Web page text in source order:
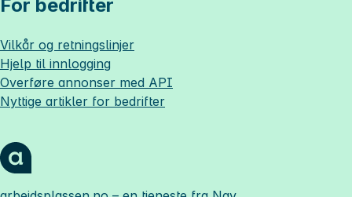
For bedrifter
Vilkår og retningslinjer
Hjelp til innlogging
Overføre annonser med API
Nyttige artikler for bedrifter